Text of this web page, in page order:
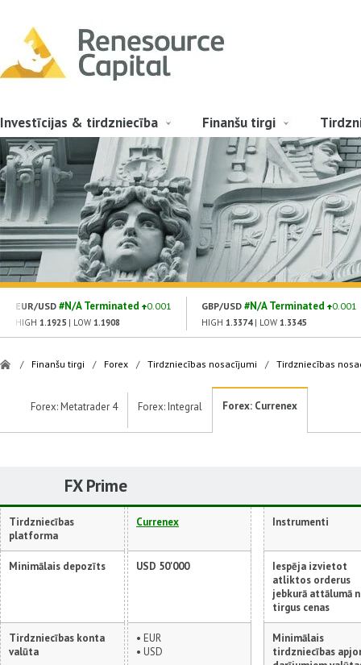
Investīcijas & tirdzniecība Finanšu tirgi
EUR/USD #N/A Terminated 0.001
HIGH 1.1925 | LOW 1.1908
GBP/USD #N/A Terminated 0.001
HIGH 1.3374| LOW 1.3345
/ Finanšu tirgi / Forex / Tirdzniecības nosacījumi / Tirdzniecības
Forex: Metatrader 4 Forex: Integral Forex: Currenex
FX Prime
Тirdzniecības
platforma
Currenex Instrumenti
Minimālais depozīts USD 50'000
Iespēja izvietot
atliktos orderus
jebkurā attālumā
tirgus cenas
Tirdzniecības konta
valūta
• EUR
• USD
Minimālais
tirdzniecības